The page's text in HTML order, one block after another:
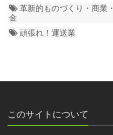
革新的ものづくり・商業
金
頑張れ！運送業
このサイトについて